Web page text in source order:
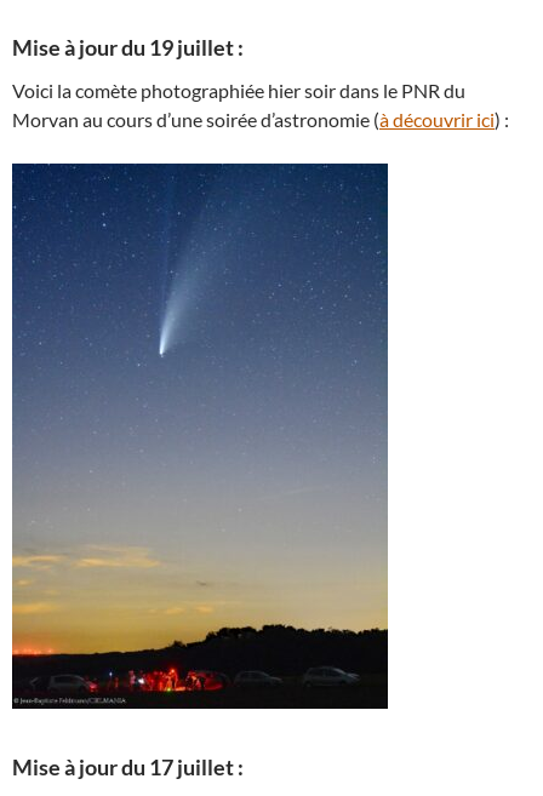
Mise à jour du 19 juillet :
Voici la comète photographiée hier soir dans le PNR du
Morvan au cours d’une soirée d’astronomie (à découvrir ici) :
Mise à jour du 17 juillet :